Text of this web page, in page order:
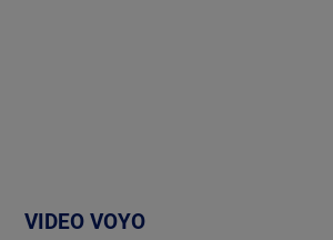
VIDEO VOYO